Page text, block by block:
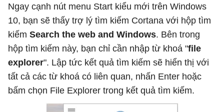
Ngay cạnh nút menu Start kiểu mới trên Windows
10, bạn sẽ thấy trợ lý tìm kiếm Cortana với hộp tìm
kiếm Search the web and Windows. Bên trong
hộp tìm kiếm này, bạn chỉ cần nhập từ khoá "file
explorer". Lập tức kết quả tìm kiếm sẽ hiển thị với
tất cả các từ khoá có liên quan, nhấn Enter hoặc
bấm chọn File Explorer trong kết quả tìm kiếm.